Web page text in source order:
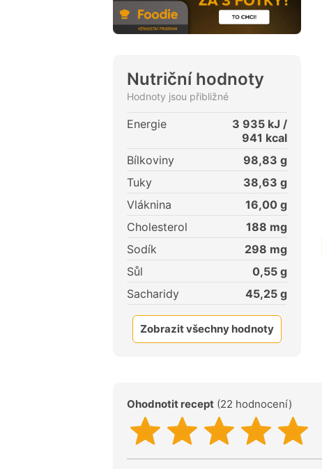
Nutriční hodnoty
Hodnoty jsou přibližné
Energie 3 935 kJ /
941 kcal
Bílkoviny
98,83 g
Tuky
38,63 g
Vláknina
16,00 g
Cholesterol
188 mg
Sodík
298 mg
Sůl
0,55 g
Sacharidy
45,25 g
Zobrazit všechny hodnoty
Ohodnotit recept (22 hodnocení)